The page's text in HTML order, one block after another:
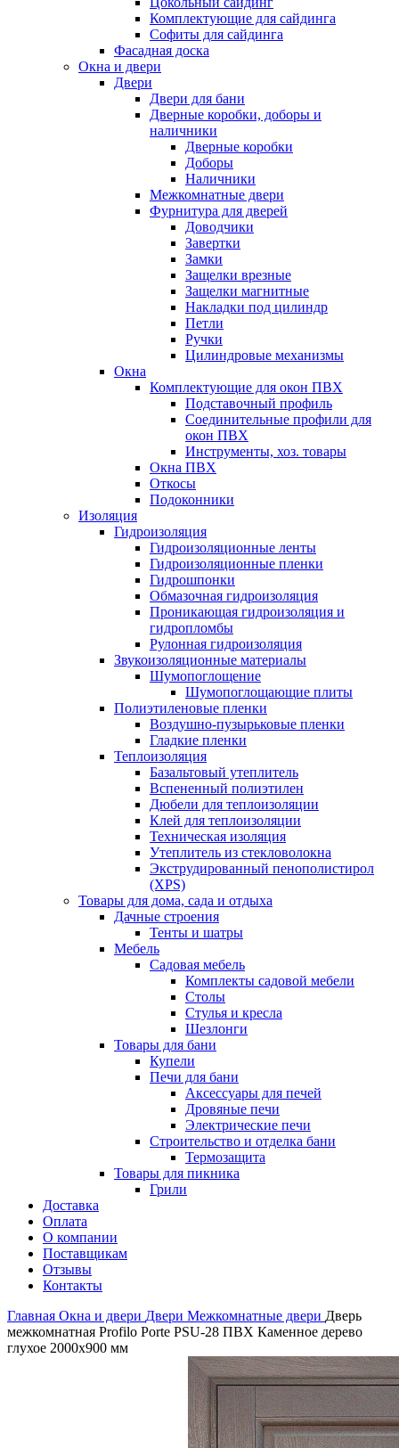
Комплектующие для сайдинга
Софиты для сайдинга
Фасадная доска
Окна и двери
Двери
Двери для бани
Дверные коробки, доборы и
наличники
Дверные коробки
Доборы
Наличники
Межкомнатные двери
Фурнитура для дверей
Доводчики
Завертки
Замки
Защелки врезные
Защелки магнитные
Накладки под цилиндр
Петли
Ручки
Цилиндровые механизмы
Окна
Комплектующие для окон ПВХ
Подставочный профиль
Соединительные профили для
окон ПВХ
Инструменты, хоз. товары
Окна ПВХ
Откосы
Подоконники
Изоляция
Гидроизоляция
Гидроизоляционные ленты
Гидроизоляционные пленки
Гидрошпонки
Обмазочная гидроизоляция
Проникающая гидроизоляция и
гидропломбы
Рулонная гидроизоляция
Звукоизоляционные материалы
Шумопоглощение
Шумопоглощающие плиты
Полиэтиленовые пленки
Воздушно-пузырьковые пленки
Гладкие пленки
Теплоизоляция
Базальтовый утеплитель
Вспененный полиэтилен
Дюбели для теплоизоляции
Клей для теплоизоляции
Техническая изоляция
Утеплитель из стекловолокна
Экструдированный пенополистирол
(XPS)
Товары для дома, сада и отдыха
Дачные строения
Тенты и шатры
Мебель
Садовая мебель
Комплекты садовой мебели
Столы
Стулья и кресла
Шезлонги
Товары для бани
Купели
Печи для бани
Аксессуары для печей
Дровяные печи
Электрические печи
Строительство и отделка бани
Термозащита
Товары для пикника
Грили
Доставка
Оплата
О компании
Поставщикам
Отзывы
Контакты
Главная Окна и двери Двери Межкомнатные двери Дверь
межкомнатная Profilo Porte PSU-28 ПВХ Каменное дерево
глухое 2000х900 мм